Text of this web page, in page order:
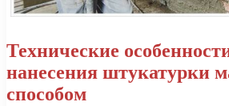
Технические
нанесения штукатурки
способом